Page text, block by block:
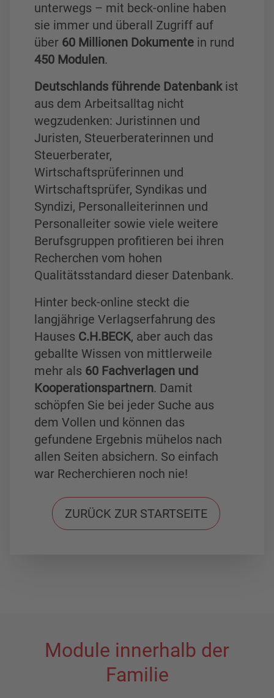
unterwegs – mit beck-online haben
sie immer und überall Zugriff auf
über 60 Millionen Dokumente in rund
450 Modulen.
Deutschlands führende Datenbankist
aus dem Arbeitsalltag nicht
wegzudenken: Juristinnen und
Juristen, Steuerberaterinnen und
Steuerberater,
Wirtschaftsprüferinnen und
Wirtschaftsprüfer, Syndikas und
Syndizi, Personalleiterinnen und
Personalleiter sowie viele weitere
Berufsgruppen profitieren bei ihren
Recherchen vom hohen
Qualitätsstandard dieser Datenbank.
Hinter beck-online steckt die
langjährige Verlagserfahrung des
Hauses C.H.BECK, aber auch das
geballte Wissen von mittlerweile
mehr als 60 Fachverlagen und
Kooperationspartnern. Damit
schöpfen Sie bei jeder Suche aus
dem Vollen und können das
gefundene Ergebnis mühelos nach
allen Seiten absichern. So einfach
war Recherchieren noch nie!
ZURÜCK ZUR STARTSEITE
Module innerhalb der
Familie